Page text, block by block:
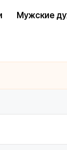
Мужские